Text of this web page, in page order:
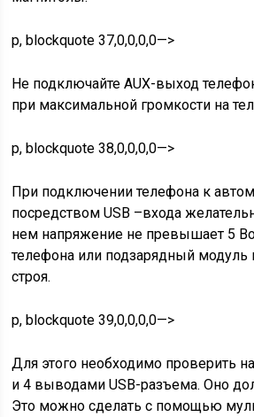
p, blockquote 37,0,0,0,0—>
Не подключайте AUX-выход
при максимальной громкости на
p, blockquote 38,0,0,0,0—>
При подключении телефона к
посредством USB –входа
нем напряжение не превышает 5
телефона или подзарядный модуль
строя.
p, blockquote 39,0,0,0,0—>
Для этого необходимо проверить
и 4 выводами USB-разъема. Оно
Это можно сделать с помощью